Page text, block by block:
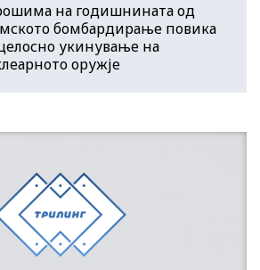
на годишнината од
бомбардирање повика
укинување на
оружје